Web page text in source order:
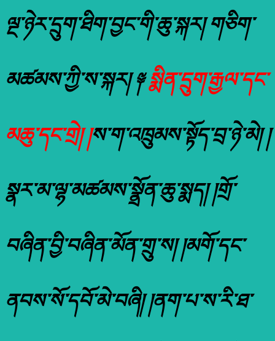
ལྔ་ཉེར་དྲུག་ཐིག་བྱང་གི་ཆུ་སྐར། གཅིག་
མཚམས་ཀྱི་ས་སྐར། ༈སྨིན་དྲུག་རྒྱལ་དང་
མཆུ་དང་གྲེ། །ས་ག་འཁྲུམས་སྟོད་བྲ་ཉེ་མེ། །
སྣར་མ་ལྷ་མཚམས་སྣྲོན་ཆུ་སྨད། །གྲོ་
བཞིན་བྱི་བཞིན་མོན་གྲུ་ས། །མགོ་དང་
ནབས་སོ་དབོ་མེ་བཞི། །ནག་པ་ས་རི་ཐ་